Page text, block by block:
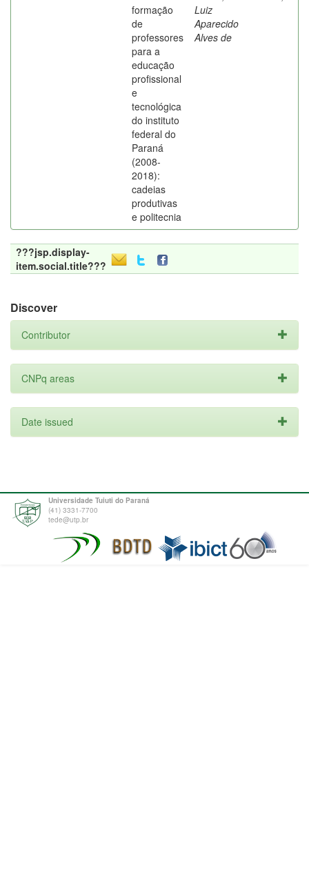
formação
de
professores
para a
educação
profissional
e
tecnológica
do instituto
federal do
Paraná
(2008-
2018):
cadeias
produtivas
e politecnia
Luiz
Aparecido
Alves de
???jsp.display-
item.social.title???
Discover
Contributor
CNPq areas
Date issued
Universidade Tuiuti do Paraná
(41) 3331-7700
tede@utp.br